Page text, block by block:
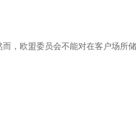
，欧盟委员会不能对在客户场所